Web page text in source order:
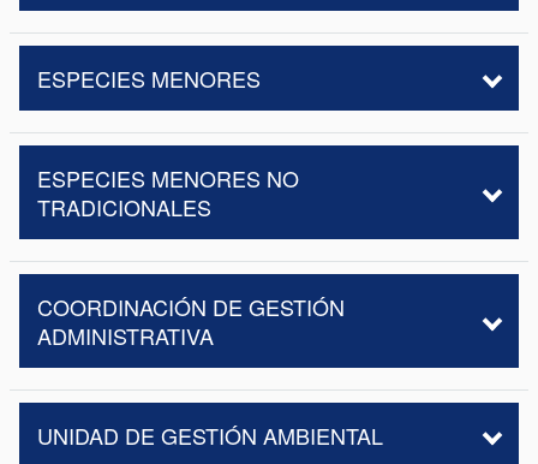
ESPECIES MENORES
ESPECIES MENORES NO
TRADICIONALES
COORDINACIÓN DE GESTIÓN
ADMINISTRATIVA
UNIDAD DE GESTIÓN AMBIENTAL